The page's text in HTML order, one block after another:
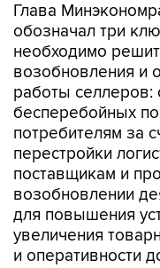
Глава
обозначал три
необходимо
возобновления и
работы селлеров:
бесперебойных
потребителям за
перестройки
поставщикам и
возобновлении
для повышения
увеличения
и оперативности